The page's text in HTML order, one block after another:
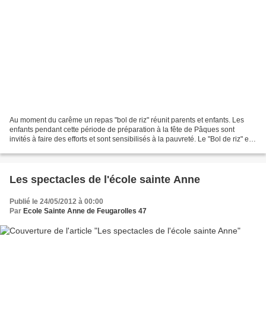
Au moment du carême un repas "bol de riz" réunit parents et enfants. Les
enfants pendant cette période de préparation à la fête de Pâques sont
invités à faire des efforts et sont sensibilisés à la pauvreté. Le "Bol de riz" est
Les spectacles de l'école sainte Anne
Publié le 24/05/2012 à 00:00
Par Ecole Sainte Anne de Feugarolles 47